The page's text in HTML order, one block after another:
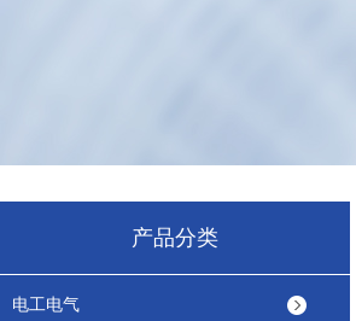
产品分类
电工电气